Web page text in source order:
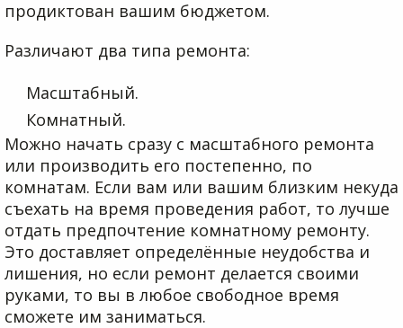
продиктован вашим бюджетом.
Различают два типа ремонта:
Масштабный.
Комнатный.
Можно начать сразу с масштабного ремонта
или производить его постепенно, по
комнатам. Если вам или вашим близким некуда
съехать на время проведения работ, то лучше
отдать предпочтение комнатному ремонту.
Это доставляет определённые неудобства и
лишения, но если ремонт делается своими
руками, то вы в любое свободное время
сможете им заниматься.